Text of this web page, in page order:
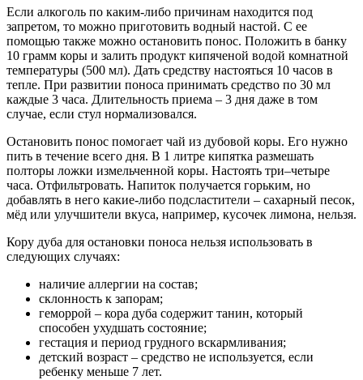
Если алкоголь по каким-либо причинам находится под
запретом, то можно приготовить водный настой. С ее
помощью также можно остановить понос. Положить в банку
10 грамм коры и залить продукт кипяченой водой комнатной
температуры (500 мл). Дать средству настояться 10 часов в
тепле. При развитии поноса принимать средство по 30 мл
каждые 3 часа. Длительность приема – 3 дня даже в том
случае, если стул нормализовался.
Остановить понос помогает чай из дубовой коры. Его нужно
пить в течение всего дня. В 1 литре кипятка размешать
полторы ложки измельченной коры. Настоять три–четыре
часа. Отфильтровать. Напиток получается горьким, но
добавлять в него какие-либо подсластители – сахарный песок,
мёд или улучшители вкуса, например, кусочек лимона, нельзя.
Кору дуба для остановки поноса нельзя использовать в
следующих случаях:
наличие аллергии на состав;
склонность к запорам;
геморрой – кора дуба содержит танин, который
способен ухудшать состояние;
гестация и период грудного вскармливания;
детский возраст – средство не используется, если
ребенку меньше 7 лет.